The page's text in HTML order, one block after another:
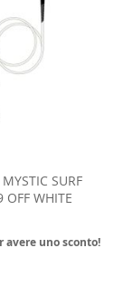
SURF
OFF WHITE
avere uno sconto!